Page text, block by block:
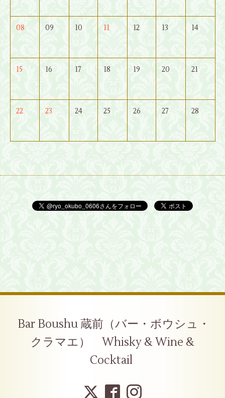
08 09 10 11 12 13 14
15 16 17 18 19 20 21
22 23 24 25 26 27 28
Bar Boushu 蔵前（バー・ボウシュ・
クラマエ） Whisky & Wine &
Cocktail